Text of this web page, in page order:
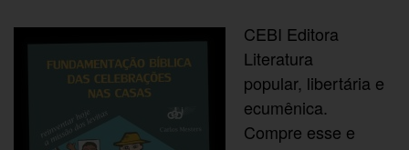
CEBI Editora
Literatura
popular, libertária e
ecumênica.
Compre esse e